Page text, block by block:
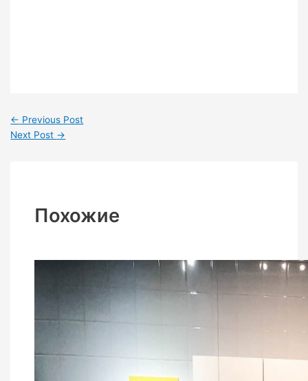
← Previous Post
Next Post →
Похожие